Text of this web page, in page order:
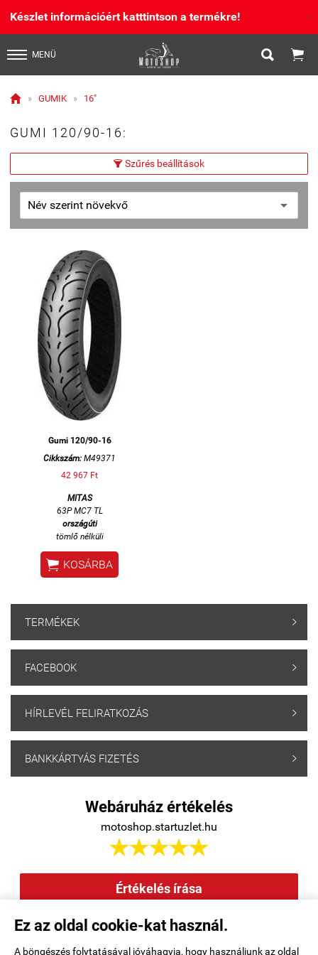
Ez az oldal cookie-kat használ.
A böngészés folytatásával jóváhagyja, hogy használjunk az oldal
Készlet információért katttintson a termékre! X
MENÜ  
 » GUMIK » 16"
GUMI 120/90-16:
 Szűrés beállítások
Gumi 120/90-16
Cikkszám: M49371
42 967 Ft
MITAS
63P MC7 TL
országúti
tömlő nélküli
 KOSÁRBA
TERMÉKEK 
FACEBOOK 
HÍRLEVÉL FELIRATKOZÁS 
BANKKÁRTYÁS FIZETÉS 
Webáruház értékelés
motoshop.startuzlet.hu

Értékelés írása